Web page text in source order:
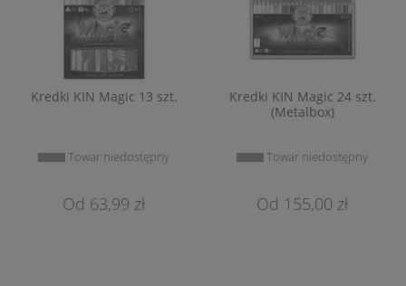
Kredki KIN Magic 13 szt.
Towar niedostępny
63,99 zł
Kredki KIN Magic 24 szt.
(Metalbox)
Towar niedostępny
155,00 zł